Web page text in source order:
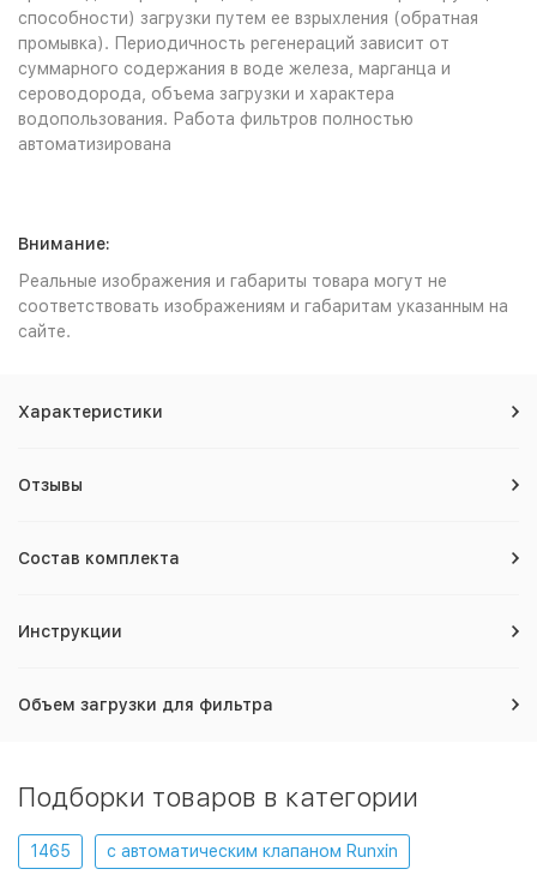
способности) загрузки путем ее взрыхления (обратная
промывка). Периодичность регенераций зависит от
суммарного содержания в воде железа, марганца и
сероводорода, объема загрузки и характера
водопользования. Работа фильтров полностью
автоматизирована
Внимание:
Реальные изображения и габариты товара могут не
соответствовать изображениям и габаритам указанным на
сайте.
Характеристики
Отзывы
Состав комплекта
Инструкции
Объем загрузки для фильтра
Подборки товаров в категории
1465 с автоматическим клапаном Runxin